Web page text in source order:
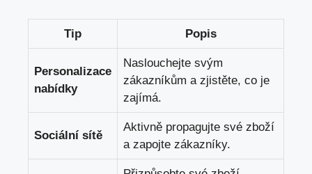
Tip Popis
Personalizace
nabídky
Naslouchejte svým
zákazníkům a zjistěte, co je
zajímá.
Sociální sítě
Aktivně propagujte své zboží
a zapojte zákazníky.